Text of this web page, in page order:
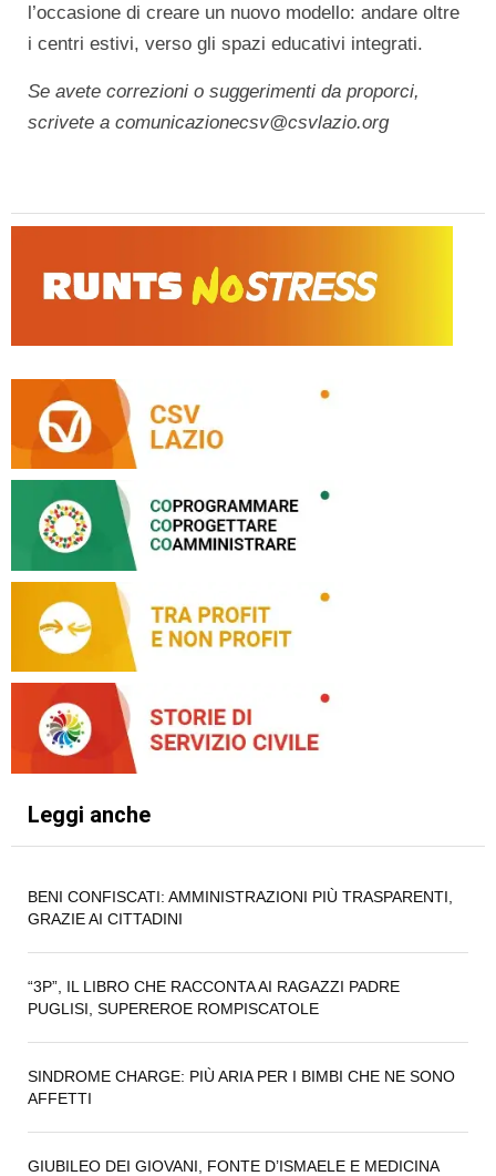
l’occasione di creare un nuovo modello: andare oltre
i centri estivi, verso gli spazi educativi integrati.
Se avete correzioni o suggerimenti da proporci,
scrivete a comunicazionecsv@csvlazio.org
Leggi anche
BENI CONFISCATI: AMMINISTRAZIONI PIÙ TRASPARENTI,
GRAZIE AI CITTADINI
“3P”, IL LIBRO CHE RACCONTA AI RAGAZZI PADRE
PUGLISI, SUPEREROE ROMPISCATOLE
SINDROME CHARGE: PIÙ ARIA PER I BIMBI CHE NE SONO
AFFETTI
GIUBILEO DEI GIOVANI, FONTE D’ISMAELE E MEDICINA